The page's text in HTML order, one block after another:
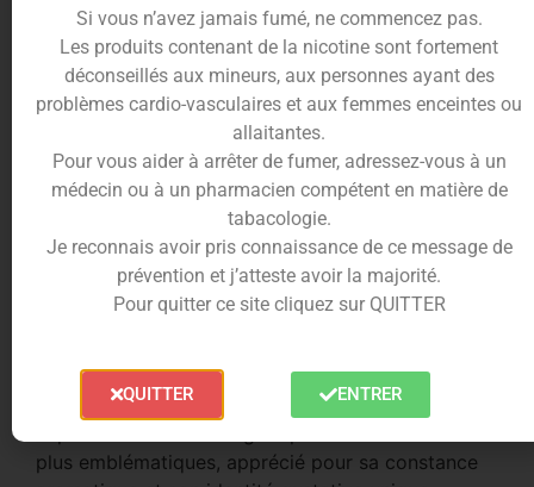
l’ensemble sans masquer la complexité fruitée,
créant une recette à la fois vive et persistante en
bouche.
Format 30ml économique et personnalisable
Proposé en flacon de 30ml, ce concentré permet
de préparer de grandes quantités de e-liquide DIY.
Il s’adresse aussi bien aux amateurs de recettes
fruitées fraîches qu’aux vapoteurs souhaitant
utiliser une base iconique dans leurs mélanges.
Marque reconnue, T-Juice s’est imposée avec des
recettes marquantes devenues des standards de la
plus emblématiques, apprécié pour sa constance
Si vous n’avez jamais fumé, ne commencez pas.
Les produits contenant de la nicotine sont fortement
déconseillés aux mineurs, aux personnes ayant des
problèmes cardio-vasculaires et aux femmes enceintes ou
allaitantes.
Pour vous aider à arrêter de fumer, adressez-vous à un
médecin ou à un pharmacien compétent en matière de
tabacologie.
Je reconnais avoir pris connaissance de ce message de
prévention et j’atteste avoir la majorité.
Pour quitter ce site cliquez sur QUITTER
QUITTER ENTRER